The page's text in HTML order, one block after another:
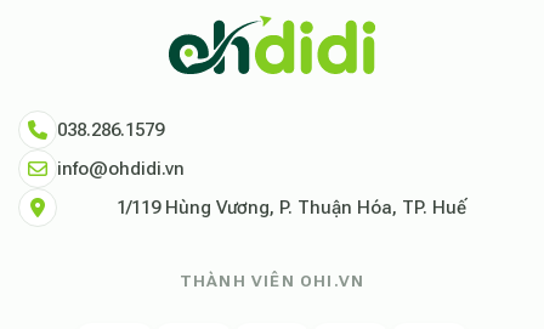
038.286.1579
info@ohdidi.vn
1/119 Hùng Vương, P. Thuận Hóa, TP. Huế
THÀNH VIÊN OHI.VN